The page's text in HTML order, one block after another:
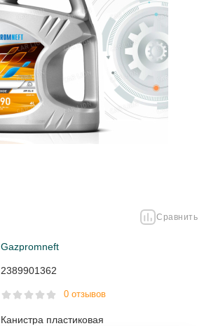
Сравнить
Gazpromneft
2389901362
0 отзывов
Канистра пластиковая